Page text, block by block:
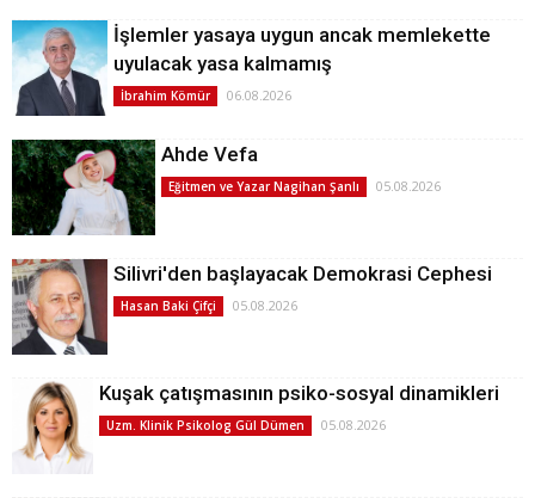
İşlemler yasaya uygun ancak memlekette
uyulacak yasa kalmamış
İbrahim Kömür 06.08.2026
Ahde Vefa
Eğitmen ve Yazar Nagihan Şanlı 05.08.2026
Silivri'den başlayacak Demokrasi Cephesi
Hasan Baki Çifçi 05.08.2026
Kuşak çatışmasının psiko-sosyal dinamikleri
Uzm. Klinik Psikolog Gül Dümen 05.08.2026